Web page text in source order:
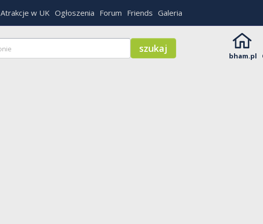
Atrakcje w UK Ogłoszenia Forum Friends Galeria
bham.pl